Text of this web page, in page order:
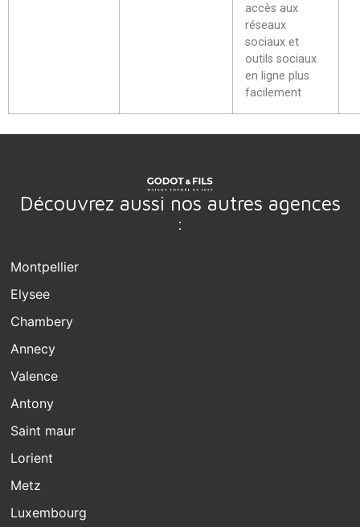
accès aux
réseaux
sociaux et
outils sociaux
en ligne plus
facilement
Découvrez aussi nos autres agences
:
Montpellier
Elysee
Chambery
Annecy
Valence
Antony
Saint maur
Lorient
Metz
Luxembourg